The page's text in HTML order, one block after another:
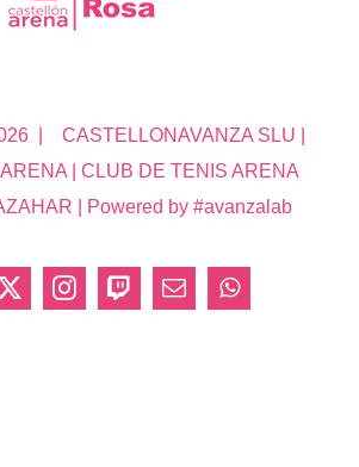
| CASTELLONAVANZA SLU |
| CLUB DE TENIS ARENA
| Powered by #avanzalab
X InstagramTwitchCorreoWhatsApp